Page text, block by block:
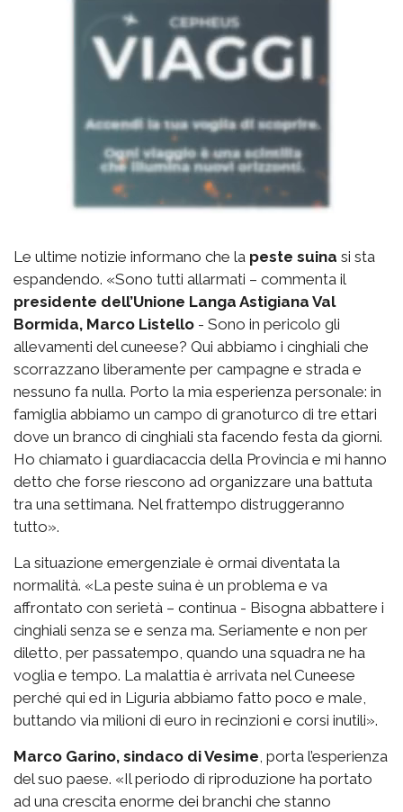
Le ultime notizie informano che la peste suina si sta
espandendo. «Sono tutti allarmati – commenta il
presidente dell’Unione Langa Astigiana Val
Bormida, Marco Listello - Sono in pericolo gli
allevamenti del cuneese? Qui abbiamo i cinghiali che
scorrazzano liberamente per campagne e strada e
nessuno fa nulla. Porto la mia esperienza personale: in
famiglia abbiamo un campo di granoturco di tre ettari
dove un branco di cinghiali sta facendo festa da giorni.
Ho chiamato i guardiacaccia della Provincia e mi hanno
detto che forse riescono ad organizzare una battuta
tra una settimana. Nel frattempo distruggeranno
tutto».
La situazione emergenziale è ormai diventata la
normalità. «La peste suina è un problema e va
affrontato con serietà – continua - Bisogna abbattere i
cinghiali senza se e senza ma. Seriamente e non per
diletto, per passatempo, quando una squadra ne ha
voglia e tempo. La malattia è arrivata nel Cuneese
perché qui ed in Liguria abbiamo fatto poco e male,
buttando via milioni di euro in recinzioni e corsi inutili».
Marco Garino, sindaco di Vesime, porta l’esperienza
del suo paese. «Il periodo di riproduzione ha portato
ad una crescita enorme dei branchi che stanno